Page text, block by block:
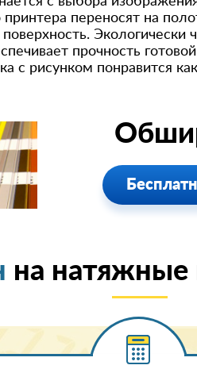
переносят на
Экологически
прочность
с рисунком понравится
на